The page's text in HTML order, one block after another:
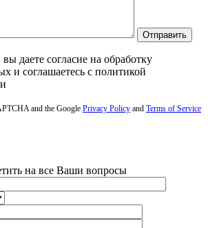
даете согласие на обработку
и соглашаетесь c политикой
and the Google Privacy Policy and Terms of Service
на все Ваши вопросы